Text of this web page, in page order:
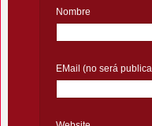
Nombre
EMail (no será